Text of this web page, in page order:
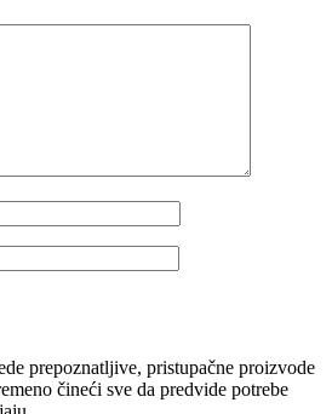
prepoznatljive, pristupačne proizvode
čineći sve da predvide potrebe